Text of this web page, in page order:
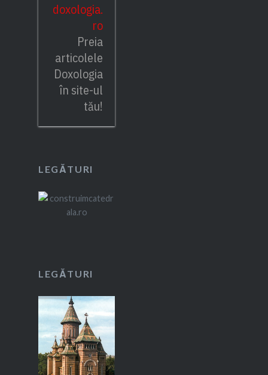
doxologia.
ro
Preia
articolele
Doxologia
în site-ul
tău!
LEGĂTURI
LEGĂTURI